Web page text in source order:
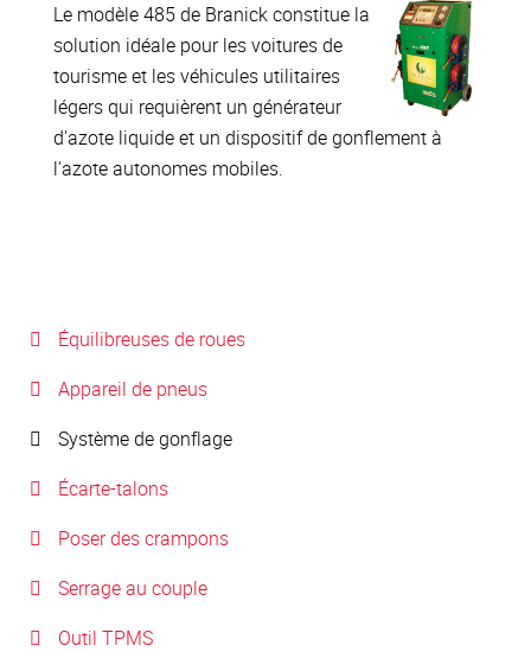
Le modèle 485 de Branick constitue la
solution idéale pour les voitures de
tourisme et les véhicules utilitaires
légers qui requièrent un générateur
d'azote liquide et un dispositif de gonflement à
l'azote autonomes mobiles.
Équilibreuses de roues
Appareil de pneus
Système de gonflage
Écarte-talons
Poser des crampons
Serrage au couple
Outil TPMS